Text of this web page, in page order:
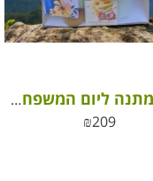
מארז מתנה ליום המשפחה – כי מגיע להם הטוב ביותר
₪209